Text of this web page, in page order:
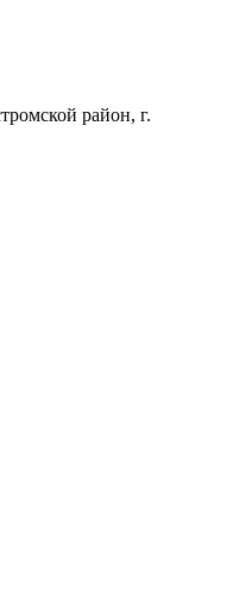
район, г.